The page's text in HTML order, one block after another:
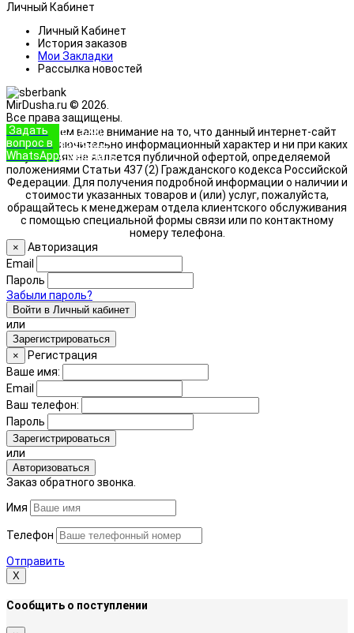
Личный Кабинет
Личный Кабинет
История заказов
Мои Закладки
Рассылка новостей
MirDusha.ru © 2026.
Все права защищены.
Обращаем ваше внимание на то, что данный интернет-сайт
носит исключительно информационный характер и ни при каких
условиях не является публичной офертой, определяемой
положениями Статьи 437 (2) Гражданского кодекса Российской
Федерации. Для получения подробной информации о наличии и
стоимости указанных товаров и (или) услуг, пожалуйста,
обращайтесь к менеджерам отдела клиентского обслуживания
с помощью специальной формы связи или по контактному
номеру телефона.
Задать
вопрос в
WhatsApp
+7 (933)
888-8322
Позвонить
×
Авторизация
Email
Пароль
Забыли пароль?
Войти в Личный кабинет
или
Зарегистрироваться
×
Регистрация
Ваше имя:
Email
Ваш телефон:
Пароль
Зарегистрироваться
или
Авторизоваться
Заказ обратного звонка.
Имя
Телефон
Отправить
Х
Сообщить о поступлении